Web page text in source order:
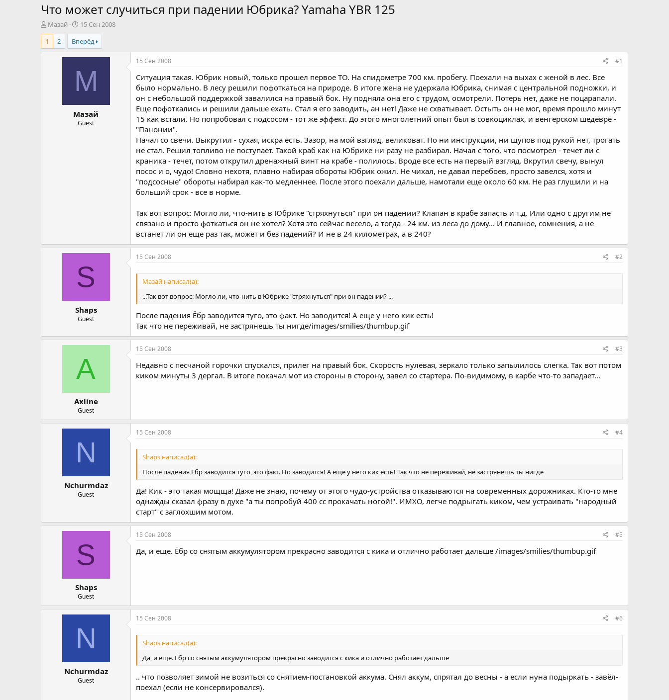
Что может случиться при падении Юбрика? Yamaha YBR 125
А
в
т
о
Мазай
Д
а
т
а
н
ч
а
а
15 Сен 2008
1
2 Вперёд
М
Мазай
Guest
15 Сен 2008 #1
Ситуация такая. Юбрик новый, только прошел первое ТО. На спидометре 700 км. пробегу. Поехали на выхах с женой в лес. Все
было нормально. В лесу решили пофоткаться на природе. В итоге жена не удержала Юбрика, снимая с центральной подножки, и
он с небольшой поддержкой завалился на правый бок. Ну подняла она его с трудом, осмотрели. Потерь нет, даже не поцарапали.
Еще пофоткались и решили дальше ехать. Стал я его заводить, ан нет! Даже не схватывает. Остыть он не мог, время прошло минут
15 как встали. Но попробовал с подсосом - тот же эффект. До этого многолетний опыт был в совкоциклах, и венгерском шедевре -
"Панонии".
Начал со свечи. Выкрутил - сухая, искра есть. Зазор, на мой взгляд, великоват. Но ни инструкции, ни щупов под рукой нет, трогать
не стал. Решил топливо не поступает. Такой краб как на Юбрике ни разу не разбирал. Начал с того, что посмотрел - течет ли с
краника - течет, потом открутил дренажный винт на крабе - полилось. Вроде все есть на первый взгляд. Вкрутил свечу, вынул
посос и о, чудо! Словно нехотя, плавно набирая обороты Юбрик ожил. Не чихал, не давал перебоев, просто завелся, хотя и
"подсосные" обороты набирал как-то медленнее. После этого поехали дальше, намотали еще около 60 км. Не раз глушили и на
больший срок - все в норме.
Так вот вопрос: Могло ли, что-нить в Юбрике "стряхнуться" при он падении? Клапан в крабе запасть и т.д. Или одно с другим не
связано и просто фоткаться он не хотел? Хотя это сейчас весело, а тогда - 24 км. из леса до дому... И главное, сомнения, а не
встанет ли он еще раз так, может и без падений? И не в 24 километрах, а в 240?
S
Shaps
Guest
15 Сен 2008 #2
Мазай написал(а):
...Так вот вопрос: Могло ли, что-нить в Юбрике "стряхнуться" при он падении? ...
После падения Ёбр заводится туго, это факт. Но заводится! А еще у него кик есть!
Так что не переживай, не застрянешь ты нигде/images/smilies/thumbup.gif
A
Axline
Guest
15 Сен 2008 #3
Недавно с песчаной горочки спускался, прилег на правый бок. Скорость нулевая, зеркало только запылилось слегка. Так вот потом
киком минуты 3 дергал. В итоге покачал мот из стороны в сторону, завел со стартера. По-видимому, в карбе что-то западает...
N
Nchurmdaz
Guest
15 Сен 2008 #4
Shaps написал(а):
После падения Ёбр заводится туго, это факт. Но заводится! А еще у него кик есть! Так что не переживай, не застрянешь ты нигде
Да! Кик - это такая мощща! Даже не знаю, почему от этого чудо-устройства отказываются на современных дорожниках. Кто-то мне
однажды сказал фразу в духе "а ты попробуй 400 сс прокачать ногой!". ИМХО, легче подрыгать киком, чем устраивать "народный
старт" с заглохшим мотом.
S
Shaps
Guest
15 Сен 2008 #5
Да, и еще. Ёбр со снятым аккумулятором прекрасно заводится с кика и отлично работает дальше /images/smilies/thumbup.gif
N
Nchurmdaz
Guest
15 Сен 2008 #6
Shaps написал(а):
Да, и еще. Ёбр со снятым аккумулятором прекрасно заводится с кика и отлично работает дальше
.. что позволяет зимой не возиться со снятием-постановкой аккума. Снял аккум, спрятал до весны - а если нуна подыркать - завёл-
поехал (если не консервировался).